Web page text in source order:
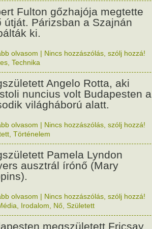
Fulton gőzhajója megtette
útját. Párizsban a Szajnán
ki.
olvasom | Nincs hozzászólás, szólj hozzá!
Technika
Angelo Rotta, aki
nuncius volt Budapesten a
világháború alatt.
olvasom | Nincs hozzászólás, szólj hozzá!
Történelem
Pamela Lyndon
ausztrál írónő (Mary
olvasom | Nincs hozzászólás, szólj hozzá!
Irodalom Nő Született
megszületett Fricsay